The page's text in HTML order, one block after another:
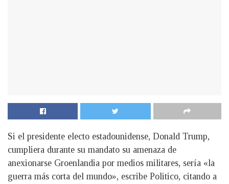
Si el presidente electo estadounidense, Donald Trump,
cumpliera durante su mandato su amenaza de
anexionarse Groenlandia por medios militares, sería «la
guerra más corta del mundo», escribe Politico, citando a